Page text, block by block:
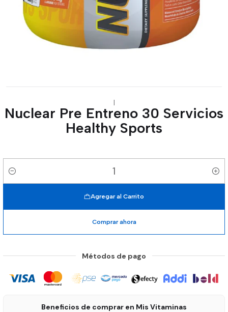
|
Nuclear Pre Entreno 30 Servicios
Healthy Sports
Cantidad
Agregar al Carrito
Comprar ahora
Métodos de pago
Beneficios de comprar en Mis Vitaminas